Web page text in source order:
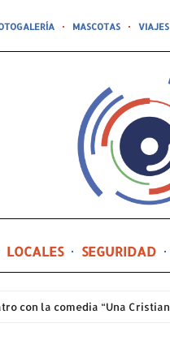
MASCOTAS VIAJES
LOCALES SEGURIDAD